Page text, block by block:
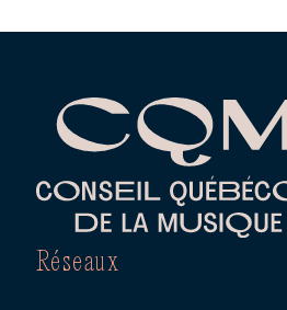
Réseaux